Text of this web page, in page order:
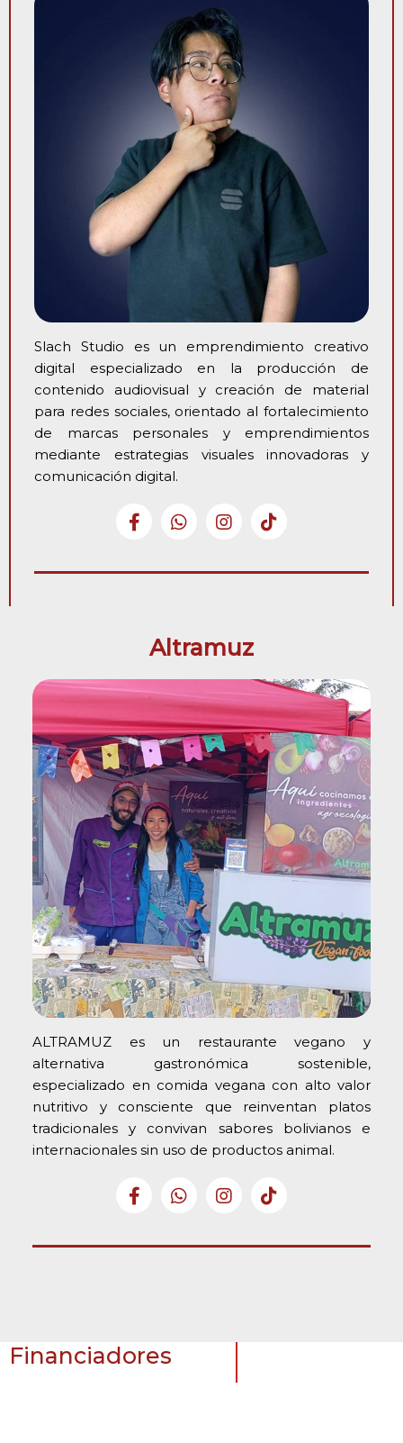
Slach Studio es un emprendimiento creativo
digital especializado en la producción de
contenido audiovisual y creación de material
para redes sociales, orientado al fortalecimiento
de marcas personales y emprendimientos
mediante estrategias visuales innovadoras y
comunicación digital.
Altramuz
ALTRAMUZ es un restaurante vegano y
alternativa gastronómica sostenible,
especializado en comida vegana con alto valor
nutritivo y consciente que reinventan platos
tradicionales y convivan sabores bolivianos e
internacionales sin uso de productos animal.
Financiadores